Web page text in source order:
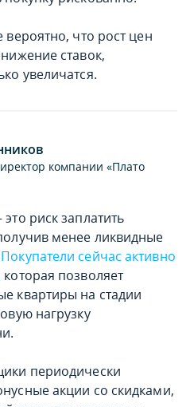
вероятно, что рост цен
ставок,
увеличатся.
компании «Плато
риск заплатить
менее ликвидные
Покупатели сейчас активно
которая позволяет
квартиры на стадии
нагрузку
периодически
акции со скидками,